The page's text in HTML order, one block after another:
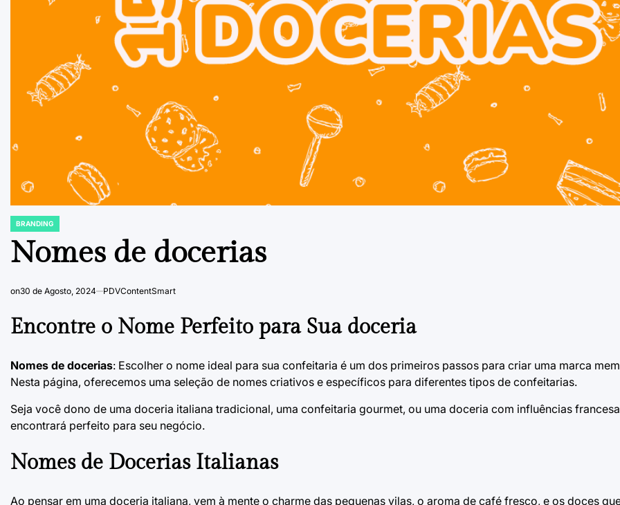
POSTED
BRANDING
Nomes de docerias
on30 de Agosto, 2024 PDVContentSmart
Encontre o Nome Perfeito para Sua doceria
Nomes de docerias: Escolher o nome ideal para sua confeitaria é um dos primeiros passos para criar uma marca
Nesta página, oferecemos uma seleção de nomes criativos e específicos para diferentes tipos de confeitarias.
Seja você dono de uma doceria italiana tradicional, uma confeitaria gourmet, ou uma doceria com influências
encontrará perfeito para seu negócio.
Nomes de Docerias Italianas
Ao pensar em uma doceria italiana, vem à mente o charme das pequenas vilas, o aroma de café fresco, e os doces